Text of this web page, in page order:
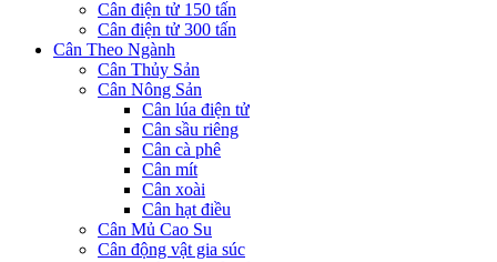
Cân điện tử 150 tấn
Cân điện tử 300 tấn
Cân Theo Ngành
Cân Thủy Sản
Cân Nông Sản
Cân lúa điện tử
Cân sầu riêng
Cân cà phê
Cân mít
Cân xoài
Cân hạt điều
Cân Mủ Cao Su
Cân động vật gia súc